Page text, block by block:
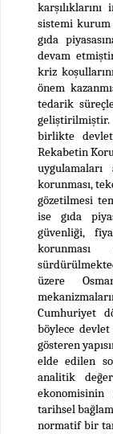
karşılıklarını
sistemi
gıda
devam
kriz
önem
tedarik
geliştirilmiştir.
birlikte
Rekabetin
uygulamaları
korunması,
gözetilmesi
ise gıda
güvenliği,
üzere
Cumhuriyet
böylece
gösteren
elde edilen
analitik
ekonomisinin
tarihsel
normatif bir